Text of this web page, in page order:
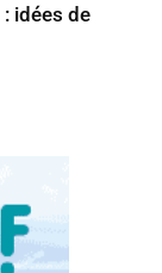
idées de